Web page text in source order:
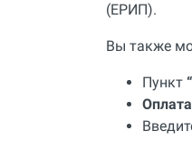
(ЕРИП).
Вы также
Пункт